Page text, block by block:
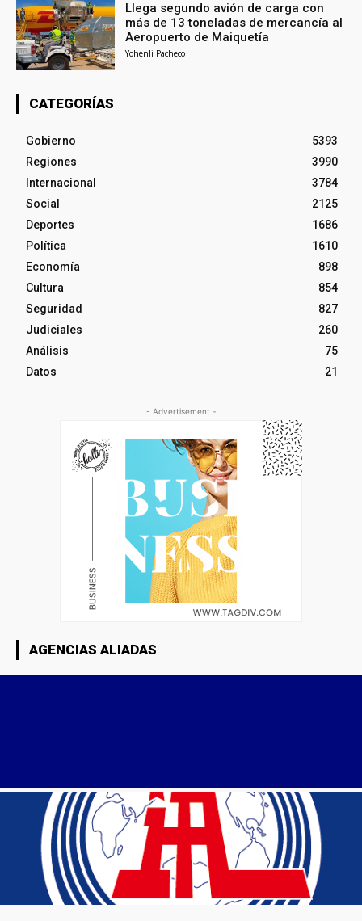
Llega segundo avión de carga con
más de 13 toneladas de mercancía al
Aeropuerto de Maiquetía
Yohenli Pacheco
CATEGORÍAS
Gobierno
5393
Regiones
3990
Internacional
3784
Social
2125
Deportes
1686
Política
1610
Economía
898
Cultura
854
Seguridad
827
Judiciales
260
Análisis
75
Datos
21
- Advertisement -
AGENCIAS ALIADAS